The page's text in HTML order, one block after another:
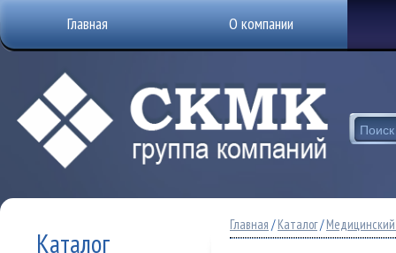
Главная О компании
Каталог
Главная /Каталог/